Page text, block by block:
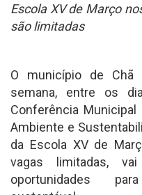
Escola XV de Março
são limitadas
O município de Chã
semana, entre os
Conferência Municipal
Ambiente e
da Escola XV de
vagas limitadas,
oportunidades